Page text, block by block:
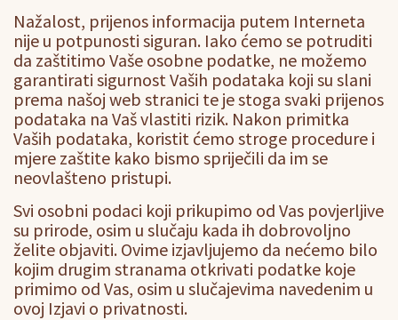
Nažalost, prijenos informacija putem Interneta
nije u potpunosti siguran. Iako ćemo se potruditi
da zaštitimo Vaše osobne podatke, ne možemo
garantirati sigurnost Vaših podataka koji su slani
prema našoj web stranici te je stoga svaki prijenos
podataka na Vaš vlastiti rizik. Nakon primitka
Vaših podataka, koristit ćemo stroge procedure i
mjere zaštite kako bismo spriječili da im se
neovlašteno pristupi.
Svi osobni podaci koji prikupimo od Vas povjerljive
su prirode, osim u slučaju kada ih dobrovoljno
želite objaviti. Ovime izjavljujemo da nećemo bilo
kojim drugim stranama otkrivati podatke koje
primimo od Vas, osim u slučajevima navedenim u
ovoj Izjavi o privatnosti.